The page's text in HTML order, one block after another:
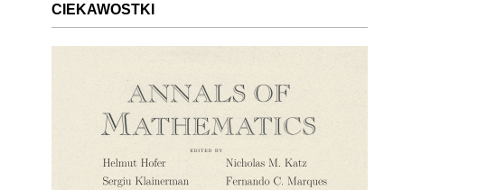
CIEKAWOSTKI